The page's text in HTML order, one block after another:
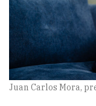
Juan Carlos Mora,